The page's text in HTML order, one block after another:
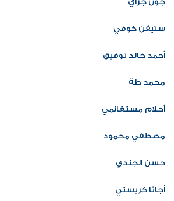
ستيفن كوفي
أحمد خالد توفيق
محمد طة
أحلام مستغانمي
مصطفي محمود
حسن الجندي
أجاثا كريستي